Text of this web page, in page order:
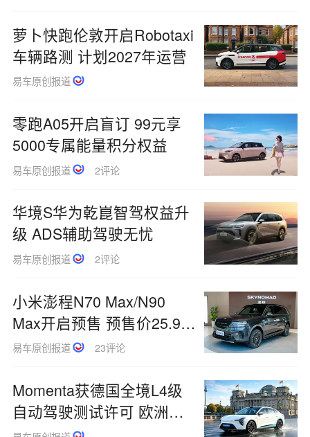
萝卜快跑伦敦开启Robotaxi
车辆路测 计划2027年运营
易车原创报道
零跑A05开启盲订 99元享
5000专属能量积分权益
易车原创报道 2评论
华境S华为乾崑智驾权益升
级 ADS辅助驾驶无忧
易车原创报道 2评论
小米澎程N70 Max/N90
Max开启预售 预售价25.99
万元起
易车原创报道 23评论
Momenta获德国全境L4级
自动驾驶测试许可 欧洲布
局迎关键节点